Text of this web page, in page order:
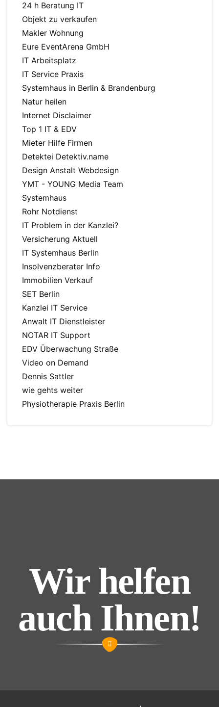
24 h Beratung IT
Objekt zu verkaufen
Makler Wohnung
Eure EventArena GmbH
IT Arbeitsplatz
IT Service Praxis
Systemhaus in Berlin & Brandenburg
Natur heilen
Internet Disclaimer
Top 1 IT & EDV
Mieter Hilfe Firmen
Detektei Detektiv.name
Design Anstalt Webdesign
YMT - YOUNG Media Team
Systemhaus
Rohr Notdienst
IT Problem in der Kanzlei?
Versicherung Aktuell
IT Systemhaus Berlin
Insolvenzberater Info
Immobilien Verkauf
SET Berlin
Kanzlei IT Service
Anwalt IT Dienstleister
NOTAR IT Support
EDV Überwachung Straße
Video on Demand
Dennis Sattler
wie gehts weiter
Physiotherapie Praxis Berlin
Wir helfen
auch Ihnen!